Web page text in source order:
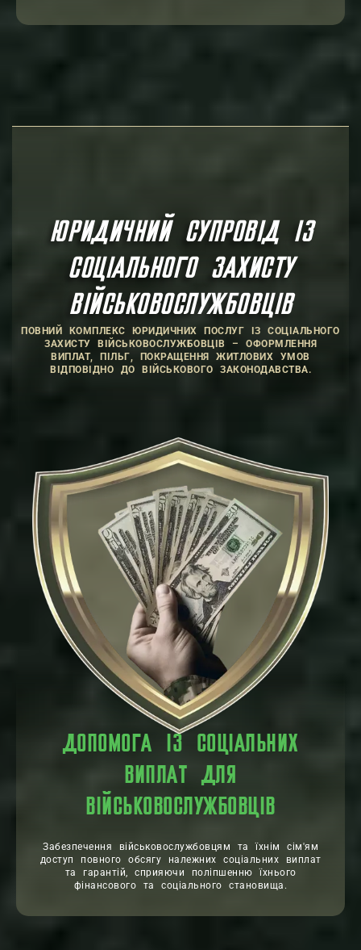
ЮРИДИЧНИЙ СУПРОВІД ІЗ
СОЦІАЛЬНОГО ЗАХИСТУ
ВІЙСЬКОВОСЛУЖБОВЦІВ
ПОВНИЙ КОМПЛЕКС ЮРИДИЧНИХ ПОСЛУГ ІЗ СОЦІАЛЬНОГО
ЗАХИСТУ ВІЙСЬКОВОСЛУЖБОВЦІВ – ОФОРМЛЕННЯ
ВИПЛАТ, ПІЛЬГ, ПОКРАЩЕННЯ ЖИТЛОВИХ УМОВ
ВІДПОВІДНО ДО ВІЙСЬКОВОГО ЗАКОНОДАВСТВА.
ДОПОМОГА ІЗ СОЦІАЛЬНИХ
ВИПЛАТ ДЛЯ
ВІЙСЬКОВОСЛУЖБОВЦІВ
Забезпечення військовослужбовцям та їхнім сім'ям
доступ повного обсягу належних соціальних виплат
та гарантій, сприяючи поліпшенню їхнього
фінансового та соціального становища.